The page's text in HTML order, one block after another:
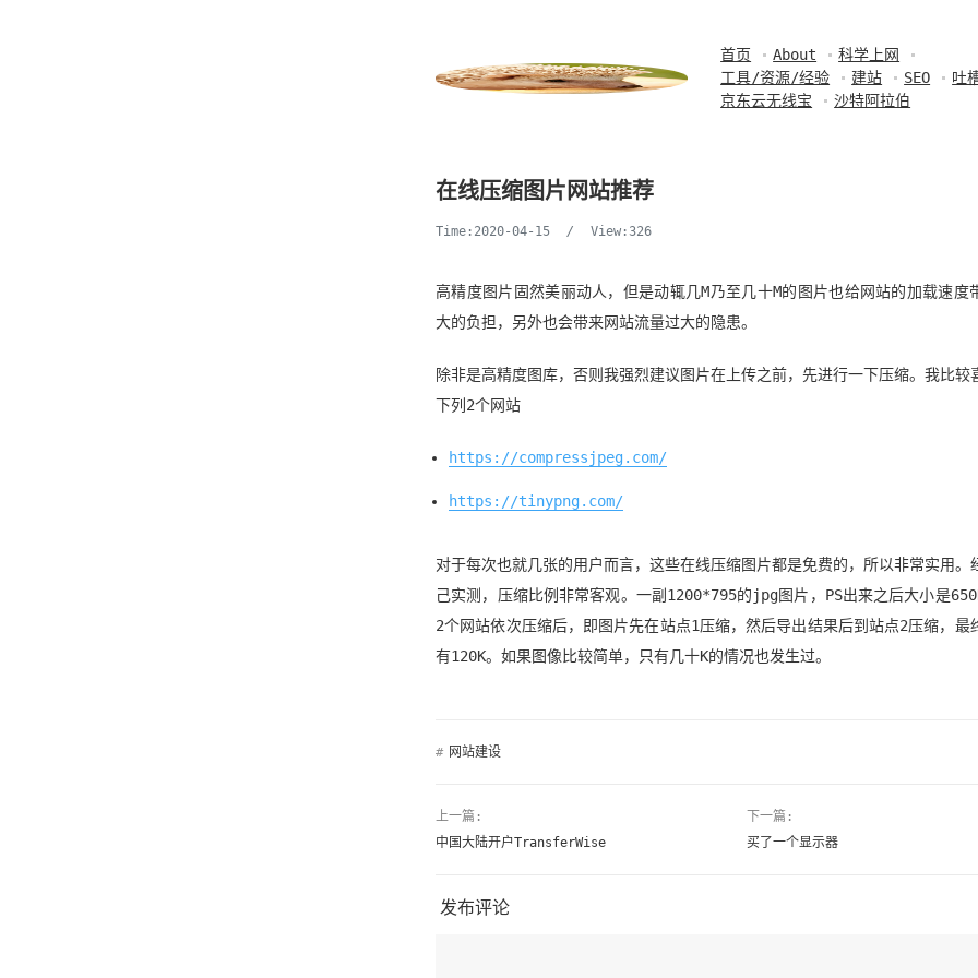
首页 About
科学上网
工具/资源/经验
建站 SEO
吐
京东云无线宝
沙特阿拉伯
在线压缩图片网站推荐
Time:2020-04-15 / View:326
高精度图片固然美丽动人，但是动辄几M乃至几十M的图片也给网站的加载速度
大的负担，另外也会带来网站流量过大的隐患。
除非是高精度图库，否则我强烈建议图片在上传之前，先进行一下压缩。我比较
下列2个网站
https://compressjpeg.com/
https://tinypng.com/
对于每次也就几张的用户而言，这些在线压缩图片都是免费的，所以非常实用。
己实测，压缩比例非常客观。一副1200*795的jpg图片，PS出来之后大小是
2个网站依次压缩后，即图片先在站点1压缩，然后导出结果后到站点2压缩，最
有120K。如果图像比较简单，只有几十K的情况也发生过。
# 网站建设
上一篇:
中国大陆开户TransferWise
下一篇:
买了一个显示器
发布评论